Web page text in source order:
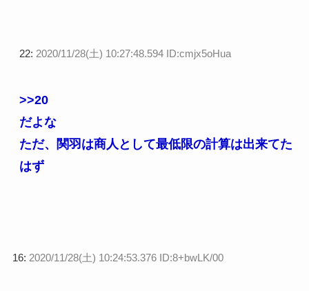
22: 2020/11/28(土) 10:27:48.594 ID:cmjx5oHua
>>20
だよな
ただ、関羽は商人として最低限の計算は出来てた
はず
16: 2020/11/28(土) 10:24:53.376 ID:8+bwLK/00